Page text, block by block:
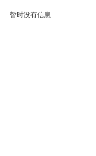
暂时没有信息